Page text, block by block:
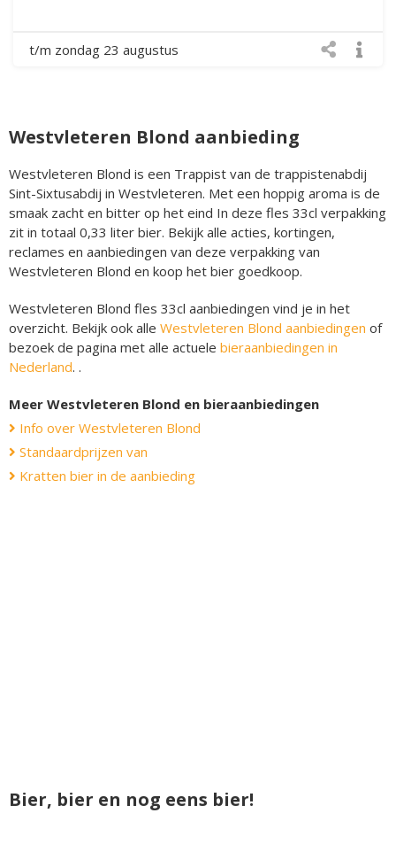
t/m zondag 23 augustus
Westvleteren Blond aanbieding
Westvleteren Blond is een Trappist van de trappistenabdij
Sint-Sixtusabdij in Westvleteren. Met een hoppig aroma is de
smaak zacht en bitter op het eind In deze fles 33cl verpakking
zit in totaal 0,33 liter bier. Bekijk alle acties, kortingen,
reclames en aanbiedingen van deze verpakking van
Westvleteren Blond en koop het bier goedkoop.
Westvleteren Blond fles 33cl aanbiedingen vind je in het
overzicht. Bekijk ook alle Westvleteren Blond aanbiedingen of
bezoek de pagina met alle actuele bieraanbiedingen in
Nederland. .
Meer Westvleteren Blond en bieraanbiedingen
Info over Westvleteren Blond
Standaardprijzen van
Kratten bier in de aanbieding
Bier, bier en nog eens bier!